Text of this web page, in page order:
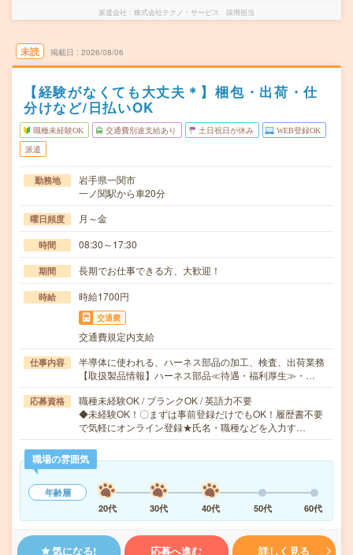
派遣会社 株式会社テクノ・サービス 採用担当
未読 掲載日 2026/08/06
【経験がなくても大丈夫＊】梱包・出荷・仕
分けなど/日払いOK
職種未経験OK 交通費別途支給あり 土日祝日が休み WEB登録OK
派遣
勤務地
岩手県一関市
一ノ関駅から車20分
曜日頻度 月～金
時間 08:30～17:30
期間 長期でお仕事できる方、大歓迎！
時給 時給1700円
交通費
交通費規定内支給
仕事内容
半導体に使われる、ハーネス部品の加工、検査、出荷業務
【取扱製品情報】ハーネス部品≪待遇・福利厚生≫・…
応募資格
職種未経験OK / ブランクOK / 英語力不要
◆未経験OK！〇まずは事前登録だけでもOK！履歴書不要
で気軽にオンライン登録★氏名・職種などを入力す…
職場の雰囲気
年齢層
20代
30代 40代 50代 60代
気になる! 応募へ進む 詳しく見る